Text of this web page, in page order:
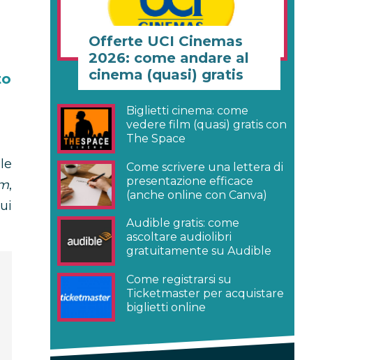
,
Offerte UCI Cinemas
2026: come andare al
cinema (quasi) gratis
Biglietti cinema: come
vedere film (quasi) gratis con
The Space
Come scrivere una lettera di
presentazione efficace
(anche online con Canva)
Audible gratis: come
ascoltare audiolibri
gratuitamente su Audible
Come registrarsi su
Ticketmaster per acquistare
biglietti online